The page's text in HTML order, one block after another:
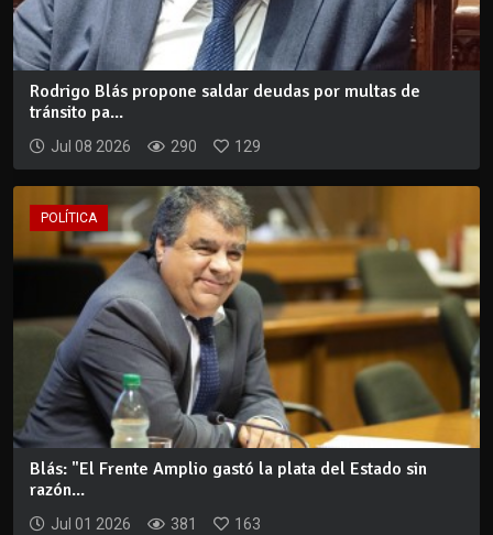
Rodrigo Blás propone saldar deudas por multas de
tránsito pa...
Jul 08 2026 290 129
POLÍTICA
Blás: "El Frente Amplio gastó la plata del Estado sin
razón...
Jul 01 2026 381 163